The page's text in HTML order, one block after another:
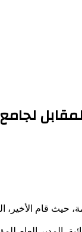
لجامع
حيث قام